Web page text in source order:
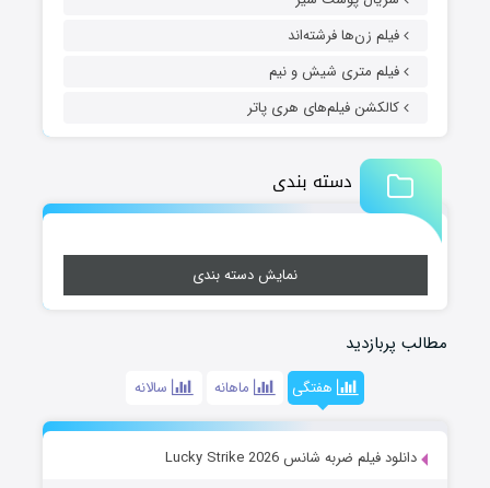
فیلم زن‌ها فرشته‌اند
فیلم متری شیش و نیم
کالکشن فیلم‌های هری پاتر
دسته بندی
نمایش دسته بندی
مطالب پربازدید
هفتگی ماهانه سالانه
دانلود فیلم ضربه شانس Lucky Strike 2026